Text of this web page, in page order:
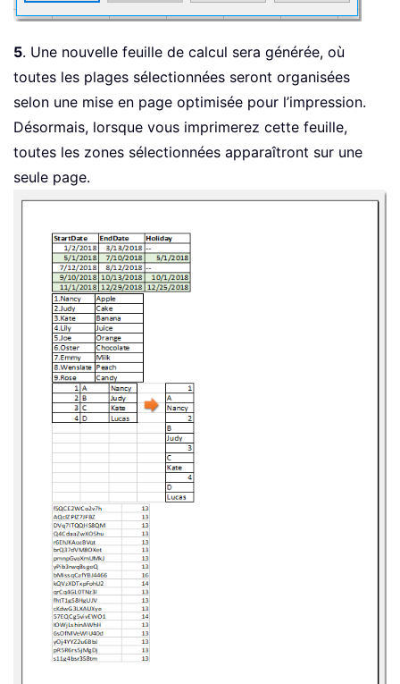
5. Une nouvelle feuille de calcul sera générée, où
toutes les plages sélectionnées seront organisées
selon une mise en page optimisée pour l’impression.
Désormais, lorsque vous imprimerez cette feuille,
toutes les zones sélectionnées apparaîtront sur une
seule page.